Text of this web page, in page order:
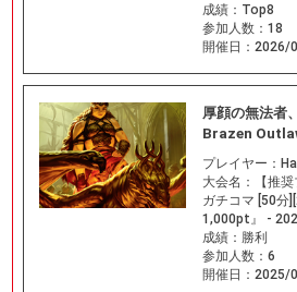
成績： Top8
参加人数： 18
開催日： 2026/
厚顔の無法者
Brazen
プレイヤー：
大会名：
【推
ガチコマ [50分
1,000pt』 -
成績： 勝利
参加人数： 6
開催日： 2025/